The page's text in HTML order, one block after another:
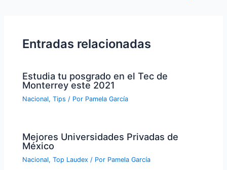
Entradas relacionadas
Estudia tu posgrado en el Tec de
Monterrey este 2021
Nacional,Tips / Por Pamela García
Mejores Universidades Privadas de
México
Nacional,Top Laudex / Por Pamela García